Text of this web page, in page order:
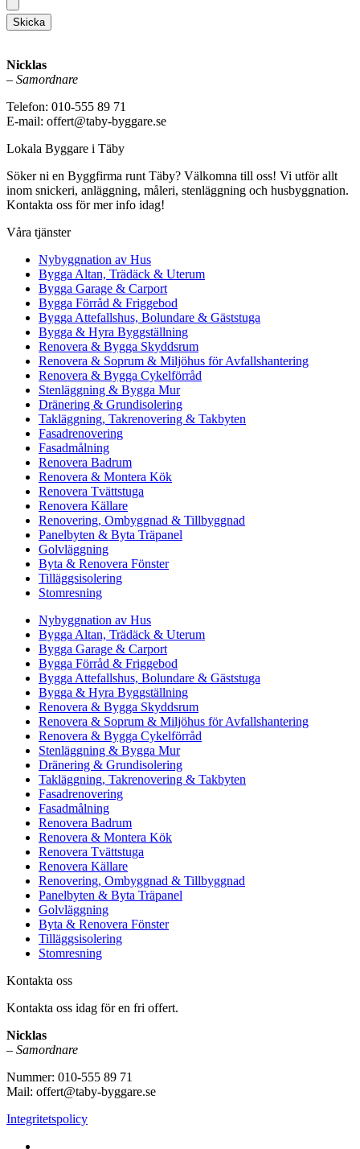
Skicka
Nicklas
– Samordnare
Telefon: 010-555 89 71
E-mail: offert@taby-byggare.se
Lokala Byggare i Täby
Söker ni en Byggfirma runt Täby? Välkomna till oss! Vi utför allt
inom snickeri, anläggning, måleri, stenläggning och husbyggnation.
Kontakta oss för mer info idag!
Våra tjänster
Nybyggnation av Hus
Bygga Altan, Trädäck & Uterum
Bygga Garage & Carport
Bygga Förråd & Friggebod
Bygga Attefallshus, Bolundare & Gäststuga
Bygga & Hyra Byggställning
Renovera & Bygga Skyddsrum
Renovera & Soprum & Miljöhus för Avfallshantering
Renovera & Bygga Cykelförråd
Stenläggning & Bygga Mur
Dränering & Grundisolering
Takläggning, Takrenovering & Takbyten
Fasadrenovering
Fasadmålning
Renovera Badrum
Renovera & Montera Kök
Renovera Tvättstuga
Renovera Källare
Renovering, Ombyggnad & Tillbyggnad
Panelbyten & Byta Träpanel
Golvläggning
Byta & Renovera Fönster
Tilläggsisolering
Stomresning
Nybyggnation av Hus
Bygga Altan, Trädäck & Uterum
Bygga Garage & Carport
Bygga Förråd & Friggebod
Bygga Attefallshus, Bolundare & Gäststuga
Bygga & Hyra Byggställning
Renovera & Bygga Skyddsrum
Renovera & Soprum & Miljöhus för Avfallshantering
Renovera & Bygga Cykelförråd
Stenläggning & Bygga Mur
Dränering & Grundisolering
Takläggning, Takrenovering & Takbyten
Fasadrenovering
Fasadmålning
Renovera Badrum
Renovera & Montera Kök
Renovera Tvättstuga
Renovera Källare
Renovering, Ombyggnad & Tillbyggnad
Panelbyten & Byta Träpanel
Golvläggning
Byta & Renovera Fönster
Tilläggsisolering
Stomresning
Kontakta oss
Kontakta oss idag för en fri offert.
Nicklas
– Samordnare
Nummer: 010-555 89 71
Mail: offert@taby-byggare.se
Integritetspolicy